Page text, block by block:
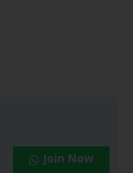
Join Now